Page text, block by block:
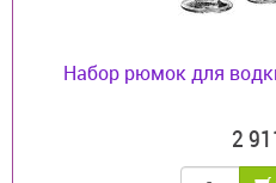
Набор рюмок для
2